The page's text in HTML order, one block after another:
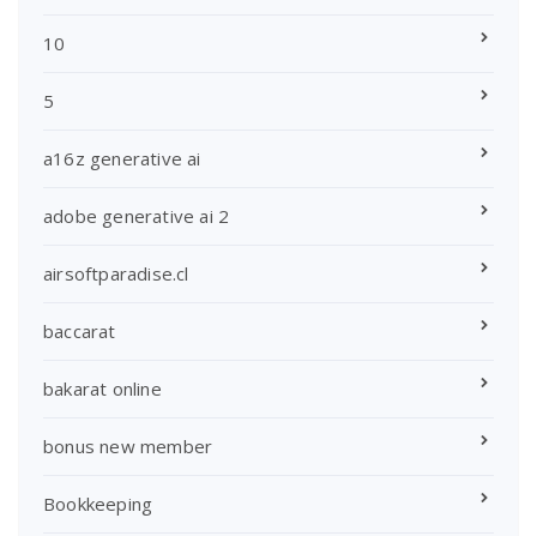
10
5
a16z generative ai
adobe generative ai 2
airsoftparadise.cl
baccarat
bakarat online
bonus new member
Bookkeeping